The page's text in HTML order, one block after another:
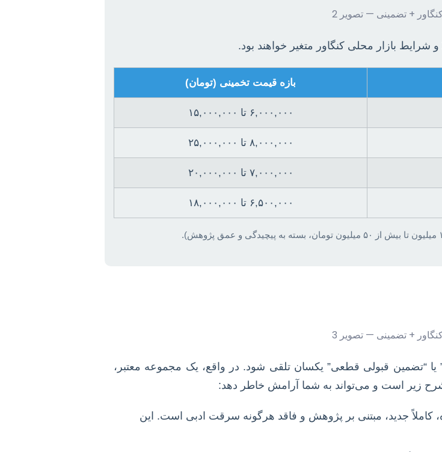
شرایط بازار محلی کنگاور متغیر خواهند بود.
بازه قیمت تخمینی (تومان)
۶,۰۰۰,۰۰۰ تا ۱۵,۰۰۰,۰۰۰
۸,۰۰۰,۰۰۰ تا ۲۵,۰۰۰,۰۰۰
۷,۰۰۰,۰۰۰ تا ۲۰,۰۰۰,۰۰۰
۶,۵۰۰,۰۰۰ تا ۱۸,۰۰۰,۰۰۰
یا “تضمین قبولی قطعی” یکسان تلقی شود. در واقع، یک مجموعه معتبر،
زیر است و می‌تواند به شما آرامش خاطر دهد:
کاملاً جدید، مبتنی بر پژوهش و فاقد هرگونه سرقت ادبی است. این